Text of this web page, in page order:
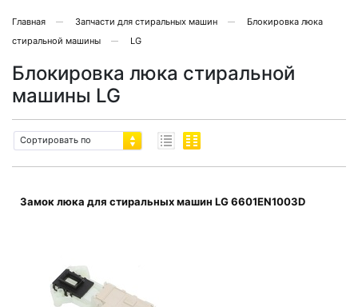
Главная Запчасти для стиральных машин
Блокировка люка
стиральной машины
LG
Блокировка люка стиральной
машины LG
Сортировать по
Замок люка для стиральных машин LG 6601EN1003D